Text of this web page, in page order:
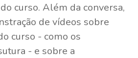
curso. Além da conversa,
de vídeos sobre
curso - como os
- e sobre a